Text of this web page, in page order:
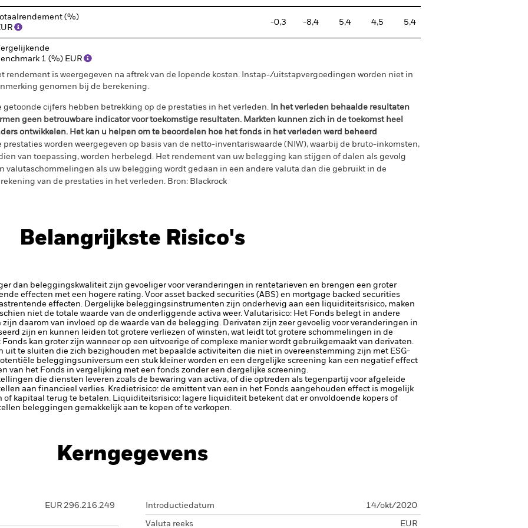
Totaalrendement (%)
-0,3 -8,4 5,4 4,5 5,4
1 (%) EUR
rendement is weergegeven na aftrek van de lopende kosten. Instap-/uitstapvergoedingen worden niet in
genomen bij de berekening.
getoonde cijfers hebben betrekking op de prestaties in het verleden. In het verleden behaalde resultaten
geen betrouwbare indicator voor toekomstige resultaten. Markten kunnen zich in de toekomst heel
ontwikkelen. Het kan u helpen om te beoordelen hoe het fonds in het verleden werd beheerd
prestaties worden weergegeven op basis van de netto-inventariswaarde (NIW), waarbij de bruto-inkomsten,
van toepassing, worden herbelegd. Het rendement van uw belegging kan stijgen of dalen als gevolg
valutaschommelingen als uw belegging wordt gedaan in een andere valuta dan die gebruikt in de
van de prestaties in het verleden. Bron: Blackrock
Belangrijkste Risico's
dan beleggingskwaliteit zijn gevoeliger voor veranderingen in rentetarieven en brengen een groter
effecten met een hogere rating. Voor asset backed securities (ABS) en mortgage backed securities
effecten. Dergelijke beleggingsinstrumenten zijn onderhevig aan een liquiditeitsrisico, maken
niet de totale waarde van de onderliggende activa weer. Valutarisico: Het Fonds belegt in andere
daarom van invloed op de waarde van de belegging. Derivaten zijn zeer gevoelig voor veranderingen in
zijn en kunnen leiden tot grotere verliezen of winsten, wat leidt tot grotere schommelingen in de
kan groter zijn wanneer op een uitvoerige of complexe manier wordt gebruikgemaakt van derivaten.
uit te sluiten die zich bezighouden met bepaalde activiteiten die niet in overeenstemming zijn met ESG-
beleggingsuniversum een stuk kleiner worden en een dergelijke screening kan een negatief effect
van het Fonds in vergelijking met een fonds zonder een dergelijke screening.
die diensten leveren zoals de bewaring van activa, of die optreden als tegenpartij voor afgeleide
aan financieel verlies. Kredietrisico: de emittent van een in het Fonds aangehouden effect is mogelijk
of kapitaal terug te betalen. Liquiditeitsrisico: lagere liquiditeit betekent dat er onvoldoende kopers of
beleggingen gemakkelijk aan te kopen of te verkopen.
Kerngegevens
EUR 296.216.249 Introductiedatum 14/okt/2020
Valuta reeks EUR